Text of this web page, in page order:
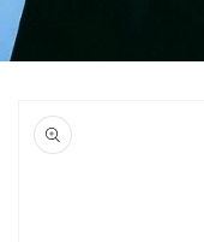
a la
información